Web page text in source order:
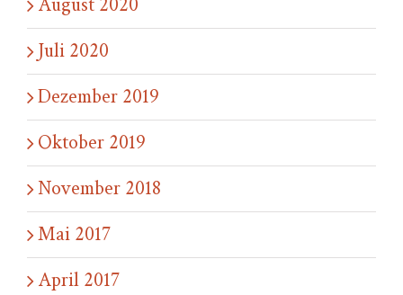
Juli 2020
Dezember 2019
Oktober 2019
November 2018
Mai 2017
April 2017